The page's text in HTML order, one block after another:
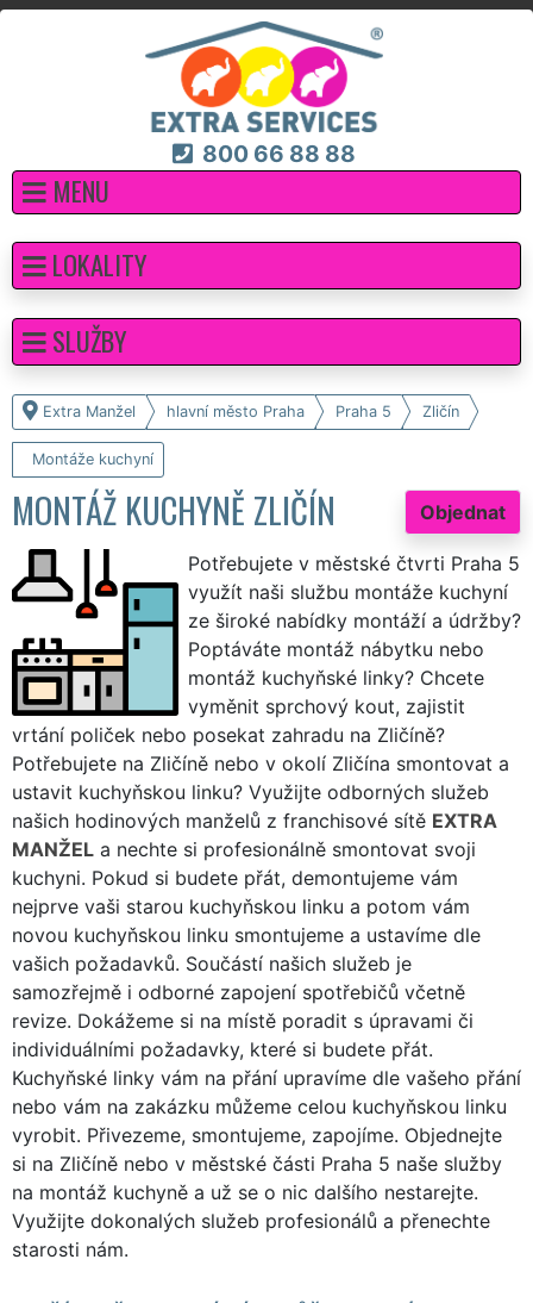
800 66 88 88
MENU
Extra Manžel hlavní město Praha Praha 5 Zličín
Montáže kuchyní
Objednat
MONTÁŽ KUCHYNĚ ZLIČÍN
Potřebujete v městské čtvrti Praha 5
využít naši službu montáže kuchyní
ze široké nabídky montáží a údržby?
Poptáváte montáž nábytku nebo
montáž kuchyňské linky? Chcete
vyměnit sprchový kout, zajistit
vrtání poliček nebo posekat zahradu na Zličíně?
Potřebujete na Zličíně nebo v okolí Zličína smontovat a
ustavit kuchyňskou linku? Využijte odborných služeb
našich hodinových manželů z franchisové sítě EXTRA
MANŽEL a nechte si profesionálně smontovat svoji
kuchyni. Pokud si budete přát, demontujeme vám
nejprve vaši starou kuchyňskou linku a potom vám
novou kuchyňskou linku smontujeme a ustavíme dle
vašich požadavků. Součástí našich služeb je
samozřejmě i odborné zapojení spotřebičů včetně
revize. Dokážeme si na místě poradit s úpravami či
individuálními požadavky, které si budete přát.
Kuchyňské linky vám na přání upravíme dle vašeho přání
nebo vám na zakázku můžeme celou kuchyňskou linku
vyrobit. Přivezeme, smontujeme, zapojíme. Objednejte
si na Zličíně nebo v městské části Praha 5 naše služby
na montáž kuchyně a už se o nic dalšího nestarejte.
Využijte dokonalých služeb profesionálů a přenechte
starosti nám.
LOKALITY
SLUŽBY